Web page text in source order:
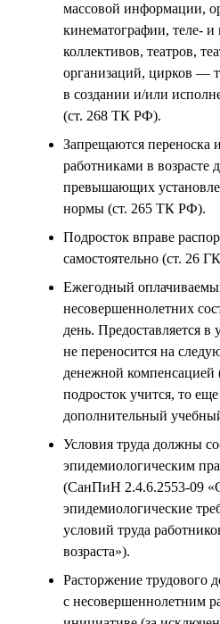
массовой информации,
кинематографии, теле-
коллективов, театров,
организаций, цирков —
в создании и/или
(ст. 268 ТК РФ).
Запрещаются переноска
работниками в возрасте
превышающих
нормы (ст. 265 ТК РФ).
Подросток вправе
самостоятельно (ст. 26
Ежегодный
несовершеннолетних
день. Предоставляется в
не переносится на
денежной
подросток учится, то
дополнительный
Условия труда должны
эпидемиологическим
(СанПиН 2.4.6.2553-09
эпидемиологические
условий труда
возраста»).
Расторжение трудового
с несовершеннолетним